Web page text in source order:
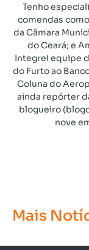
Tenho
comendas
da Câmara
do Ceará; e
Integrei equipe
do Furto ao
Coluna do
ainda repórter
blogueiro
nove
Mais